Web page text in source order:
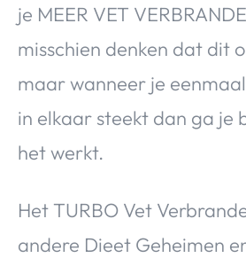
je MEER VET
misschien denken dat dit
maar wanneer je
in elkaar steekt dan ga je
het werkt.
Het TURBO Vet
andere Dieet Geheimen